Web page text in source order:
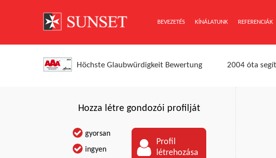
BEVEZETÉS KÍNÁLATUNK REFERENCIÁK
Höchste Glaubwürdigkeit Bewertung 2004 óta
Hozza létre gondozói profilját
Profil
létrehozása
gyorsan
ingyen